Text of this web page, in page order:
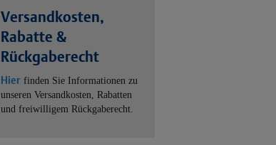
Versandkosten,
Rabatte &
Rückgaberecht
Hier finden Sie Informationen zu
unseren Versandkosten, Rabatten
und freiwilligem Rückgaberecht.